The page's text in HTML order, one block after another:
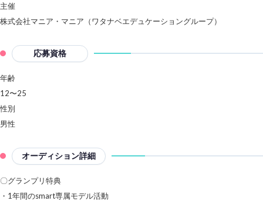
主催
株式会社マニア・マニア（ワタナベエデュケーショングループ）
応募資格
年齢
12〜25
性別
男性
オーディション詳細
〇グランプリ特典
・1年間のsmart専属モデル活動